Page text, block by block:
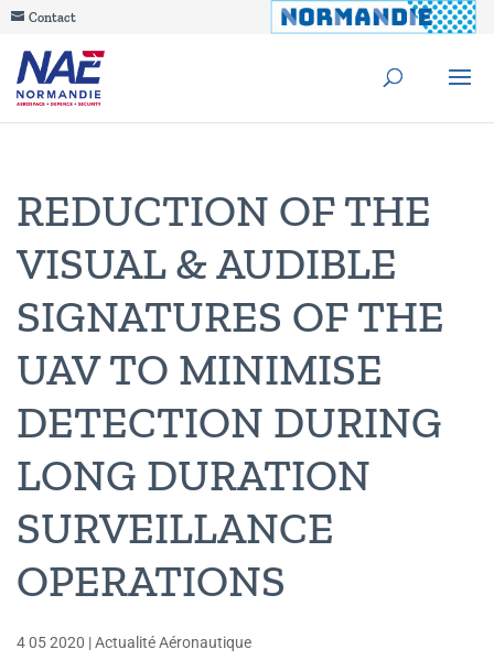
Contact
REDUCTION OF THE
VISUAL & AUDIBLE
SIGNATURES OF THE
UAV TO MINIMISE
DETECTION DURING
LONG DURATION
SURVEILLANCE
OPERATIONS
4 05 2020 |Actualité Aéronautique